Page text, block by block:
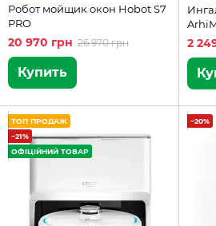
Робот мойщик окон Hobot S7
PRO
20 970 грн 26 970 грн
Купить
2
ТОП ПРОДАЖ
−21%
ОФІЦІЙНИЙ ТОВАР
−20%